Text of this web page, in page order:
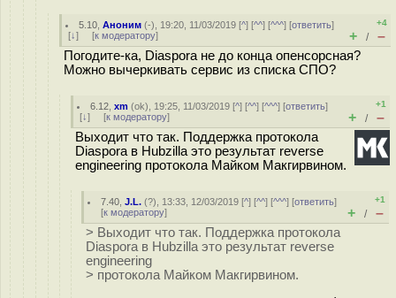
5.10 ,Аноним (-), 19:20, 11/03/2019 [^] [^^] [^^^] [ответить]
[↓] [к модератору]
+4
+ / –
Погодите-ка, Diaspora не до конца опенсорсная?
Можно вычеркивать сервис из списка СПО?
6.12 ,xm (ok), 19:25, 11/03/2019 [^] [^^] [^^^] [ответить]
[↓] [к модератору]
+1
+ / –
Выходит что так. Поддержка протокола
Diaspora в Hubzilla это результат reverse
engineering протокола Майком Макгирвином.
7.40 ,J.L. (?), 13:33, 12/03/2019 [^] [^^] [^^^] [ответить]
[к модератору]
+1
+ / –
> Выходит что так. Поддержка протокола
Diaspora в Hubzilla это результат reverse
engineering
> протокола Майком Макгирвином.